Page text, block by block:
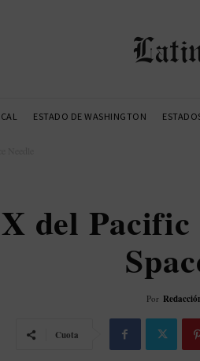
ESTADO DE WASHINGTON
del Pacific
Por
Cuota